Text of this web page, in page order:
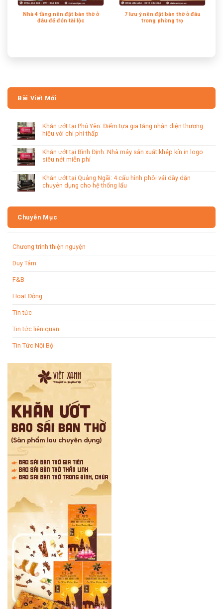
Nhà 4 tầng nên đặt bàn thờ ở
đâu để đón tài lộc
7 lưu ý nên đặt bàn thờ ở đâu
trong phòng trọ
Bài Viết Mới
Khăn ướt tại Phú Yên: Điểm tựa gia tăng nhận diện thương
hiệu với chi phí thấp
Khăn ướt tại Bình Định: Nhà máy sản xuất khép kín in logo
siêu nét miễn phí
Khăn ướt tại Quảng Ngãi: 4 cấu hình phôi vải dầy dặn
chuyên dụng cho hệ thống lẩu
Chuyên Mục
Chương trình thiện nguyện
Duy Tâm
F&B
Hoạt Động
Tin tức
Tin tức liên quan
Tin Tức Nội Bộ